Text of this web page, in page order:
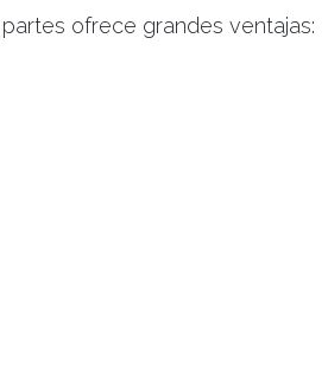
ofrece grandes ventajas: